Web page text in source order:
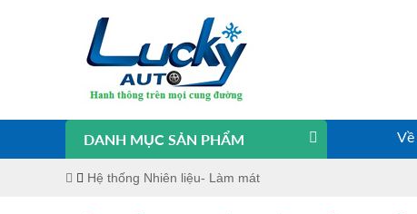
DANH MỤC SẢN PHẨM
Hệ thống Nhiên liệu- Làm mát